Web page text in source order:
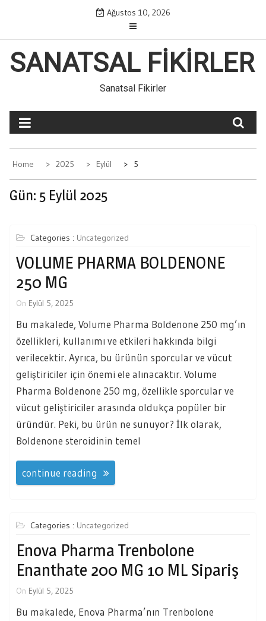
Ağustos 10, 2026
SANATSAL FIKIRLER
Sanatsal Fikirler
Home 2025 Eylül 5
Gün: 5 Eylül 2025
Categories : Uncategorized
VOLUME PHARMA BOLDENONE
250 MG
On Eylül 5, 2025
Bu makalede, Volume Pharma Boldenone 250 mg’ın
özellikleri, kullanımı ve etkileri hakkında bilgi
verilecektir. Ayrıca, bu ürünün sporcular ve vücut
geliştiriciler için önemi ele alınacaktır. Volume
Pharma Boldenone 250 mg, özellikle sporcular ve
vücut geliştiriciler arasında oldukça popüler bir
üründür. Peki, bu ürün ne sunuyor? İlk olarak,
Boldenone steroidinin temel
continue reading
Categories : Uncategorized
Enova Pharma Trenbolone
Enanthate 200 MG 10 ML Sipariş
On Eylül 5, 2025
Bu makalede, Enova Pharma’nın Trenbolone